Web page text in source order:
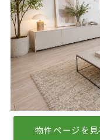
物件ページを見